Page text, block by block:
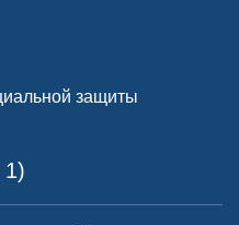
защиты
1)